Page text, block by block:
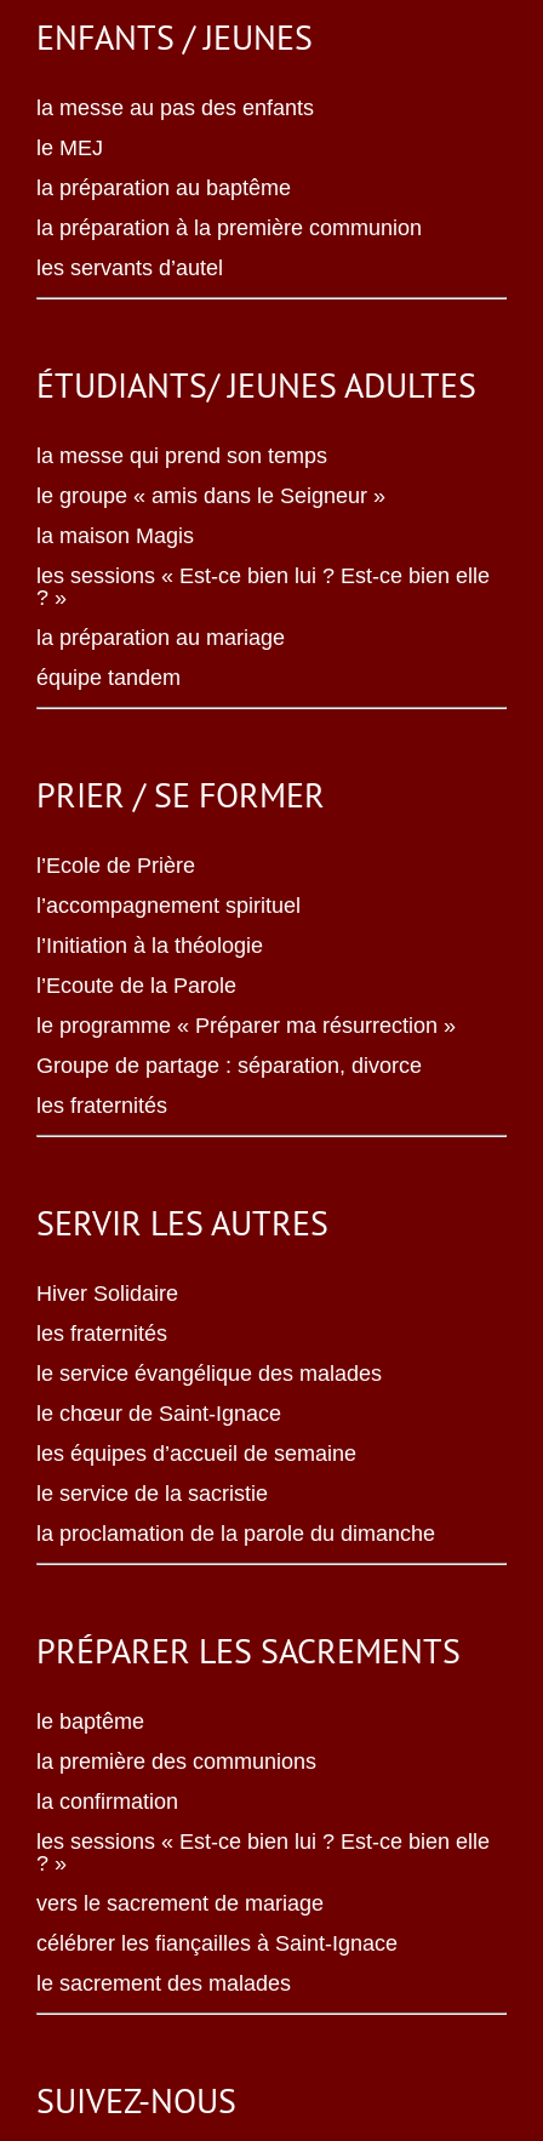
ENFANTS / JEUNES
la messe au pas des enfants
le MEJ
la préparation au baptême
la préparation à la première communion
les servants d’autel
ÉTUDIANTS/ JEUNES ADULTES
la messe qui prend son temps
le groupe « amis dans le Seigneur »
la maison Magis
les sessions « Est-ce bien lui ? Est-ce bien elle
? »
la préparation au mariage
équipe tandem
PRIER / SE FORMER
l’Ecole de Prière
l’accompagnement spirituel
l’Initiation à la théologie
l’Ecoute de la Parole
le programme « Préparer ma résurrection »
Groupe de partage : séparation, divorce
les fraternités
SERVIR LES AUTRES
Hiver Solidaire
les fraternités
le service évangélique des malades
le chœur de Saint-Ignace
les équipes d’accueil de semaine
le service de la sacristie
la proclamation de la parole du dimanche
PRÉPARER LES SACREMENTS
le baptême
la première des communions
la confirmation
les sessions « Est-ce bien lui ? Est-ce bien elle
? »
vers le sacrement de mariage
célébrer les fiançailles à Saint-Ignace
le sacrement des malades
SUIVEZ-NOUS